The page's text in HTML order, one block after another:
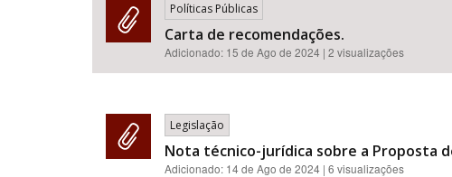
Políticas Públicas
Carta de recomendações.
Adicionado: 15 de Ago de 2024 | 2 visualizações
Legislação
Nota técnico-jurídica sobre a Proposta
Adicionado: 14 de Ago de 2024 | 6 visualizações